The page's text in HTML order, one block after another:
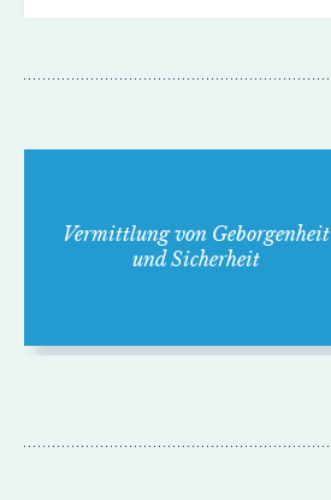
Vermitt­lung von Geborgen­heit
und Sicher­heit